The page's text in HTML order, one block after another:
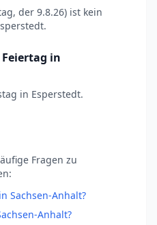
der 9.8.26) ist kein
in
in Esperstedt.
Fragen zu
Sachsen-Anhalt?
Anhalt?